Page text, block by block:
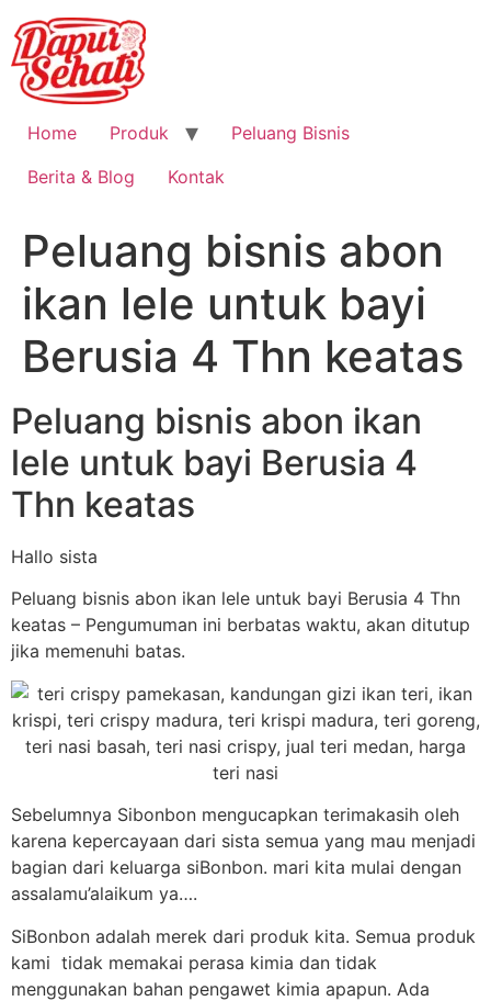
Home Produk
Peluang Bisnis
Berita & Blog
Kontak
Peluang bisnis abon
ikan lele untuk bayi
Berusia 4 Thn keatas
Peluang bisnis abon ikan
lele untuk bayi Berusia 4
Thn keatas
Hallo sista
Peluang bisnis abon ikan lele untuk bayi Berusia 4 Thn
keatas – Pengumuman ini berbatas waktu, akan ditutup
jika memenuhi batas.
Sebelumnya Sibonbon mengucapkan terimakasih oleh
karena kepercayaan dari sista semua yang mau menjadi
bagian dari keluarga siBonbon. mari kita mulai dengan
assalamu’alaikum ya….
SiBonbon adalah merek dari produk kita. Semua produk
kami tidak memakai perasa kimia dan tidak
menggunakan bahan pengawet kimia apapun. Ada